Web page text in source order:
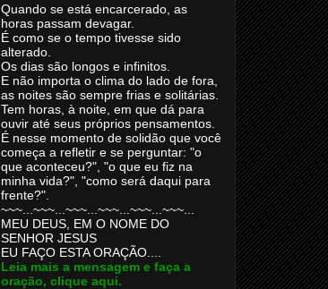
Quando se está encarcerado, as
horas passam devagar.
É como se o tempo tivesse sido
alterado.
Os dias são longos e infinitos.
E não importa o clima do lado de fora,
as noites são sempre frias e solitárias.
Tem horas, à noite, em que dá para
ouvir até seus próprios pensamentos.
É nesse momento de solidão que você
começa a refletir e se perguntar: "o
que aconteceu?", "o que eu fiz na
minha vida?", "como será daqui para
frente?".
~~~...~~~...~~~...~~~...~~~...~~~...
MEU DEUS, EM O NOME DO
SENHOR JESUS
EU FAÇO ESTA ORAÇÃO....
Leia mais a mensagem e faça a
oração, clique aqui.